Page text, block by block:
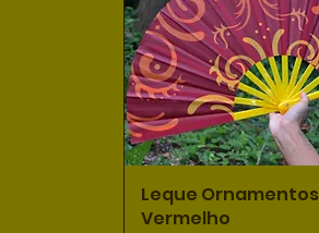
Schnellansicht
Leque Ornamentos
Vermelho